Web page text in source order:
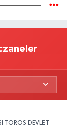
TOROS DEVLET